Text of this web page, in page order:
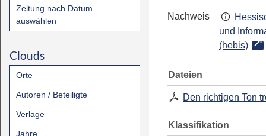
Zeitung nach Datum
auswählen
Clouds
Orte
Autoren / Beteiligte
Verlage
Jahre
Nachweis
und
(hebis)
Dateien
Den richtigen Ton
Klassifikation